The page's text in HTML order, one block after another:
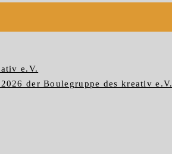
e.V.
der Boulegruppe des kreativ e.V.